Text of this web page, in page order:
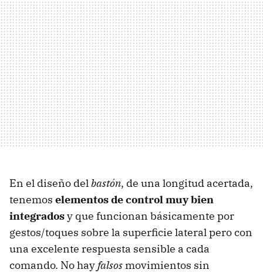
En el diseño delbastón, de una longitud acertada,
tenemos elementos de control muy bien
integradosy que funcionan básicamente por
gestos/toques sobre la superficie lateral pero con
una excelente respuesta sensible a cada
comando. No hayfalsos movimientos sin